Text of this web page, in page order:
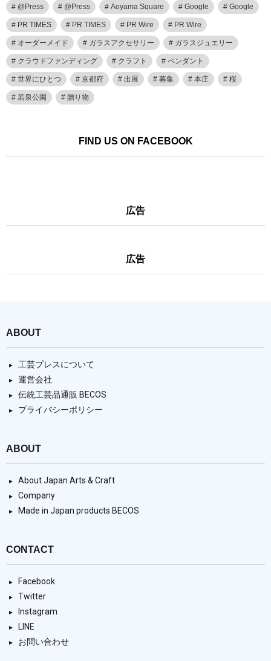
@Press @Press Aoyama Square Google Google
PR TIMES PR TIMES PR Wire PR Wire
オーダーメイド ガラスアクセサリー ガラスジュエリー
クラウドファンディング クラフト ペンダント
世界にひとつ 京都府 出展 募集 本庄 桜
若泉公園 贈り物
FIND US ON FACEBOOK
広告
広告
ABOUT
工芸プレスについて
運営会社
伝統工芸品通販 BECOS
プライバシーポリシー
ABOUT
About Japan Arts & Craft
Company
Made in Japan products BECOS
CONTACT
Facebook
Twitter
Instagram
LINE
お問い合わせ